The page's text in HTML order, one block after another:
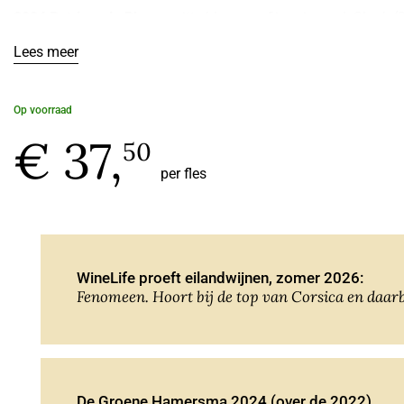
2023 aanbevolen in perswijn!
Coup de coeur
, Guide Revue du Vin de France 17/20 pt
Vijf sterren Perswijn!
Lees meer
Op voorraad
€ 37,50
per fles
WineLife proeft eilandwijnen, zomer 2026:
Fenomeen. Hoort bij de top van Corsica en